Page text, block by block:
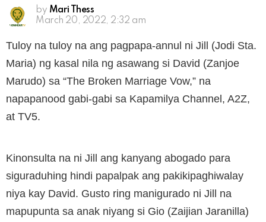
by Mari Thess
March 20, 2022, 2:32 am
Tuloy na tuloy na ang pagpapa-annul ni Jill (Jodi Sta.
Maria) ng kasal nila ng asawang si David (Zanjoe
Marudo) sa “The Broken Marriage Vow,” na
napapanood gabi-gabi sa Kapamilya Channel, A2Z,
at TV5.
Kinonsulta na ni Jill ang kanyang abogado para
siguraduhing hindi papalpak ang pakikipaghiwalay
niya kay David. Gusto ring manigurado ni Jill na
mapupunta sa anak niyang si Gio (Zaijian Jaranilla)